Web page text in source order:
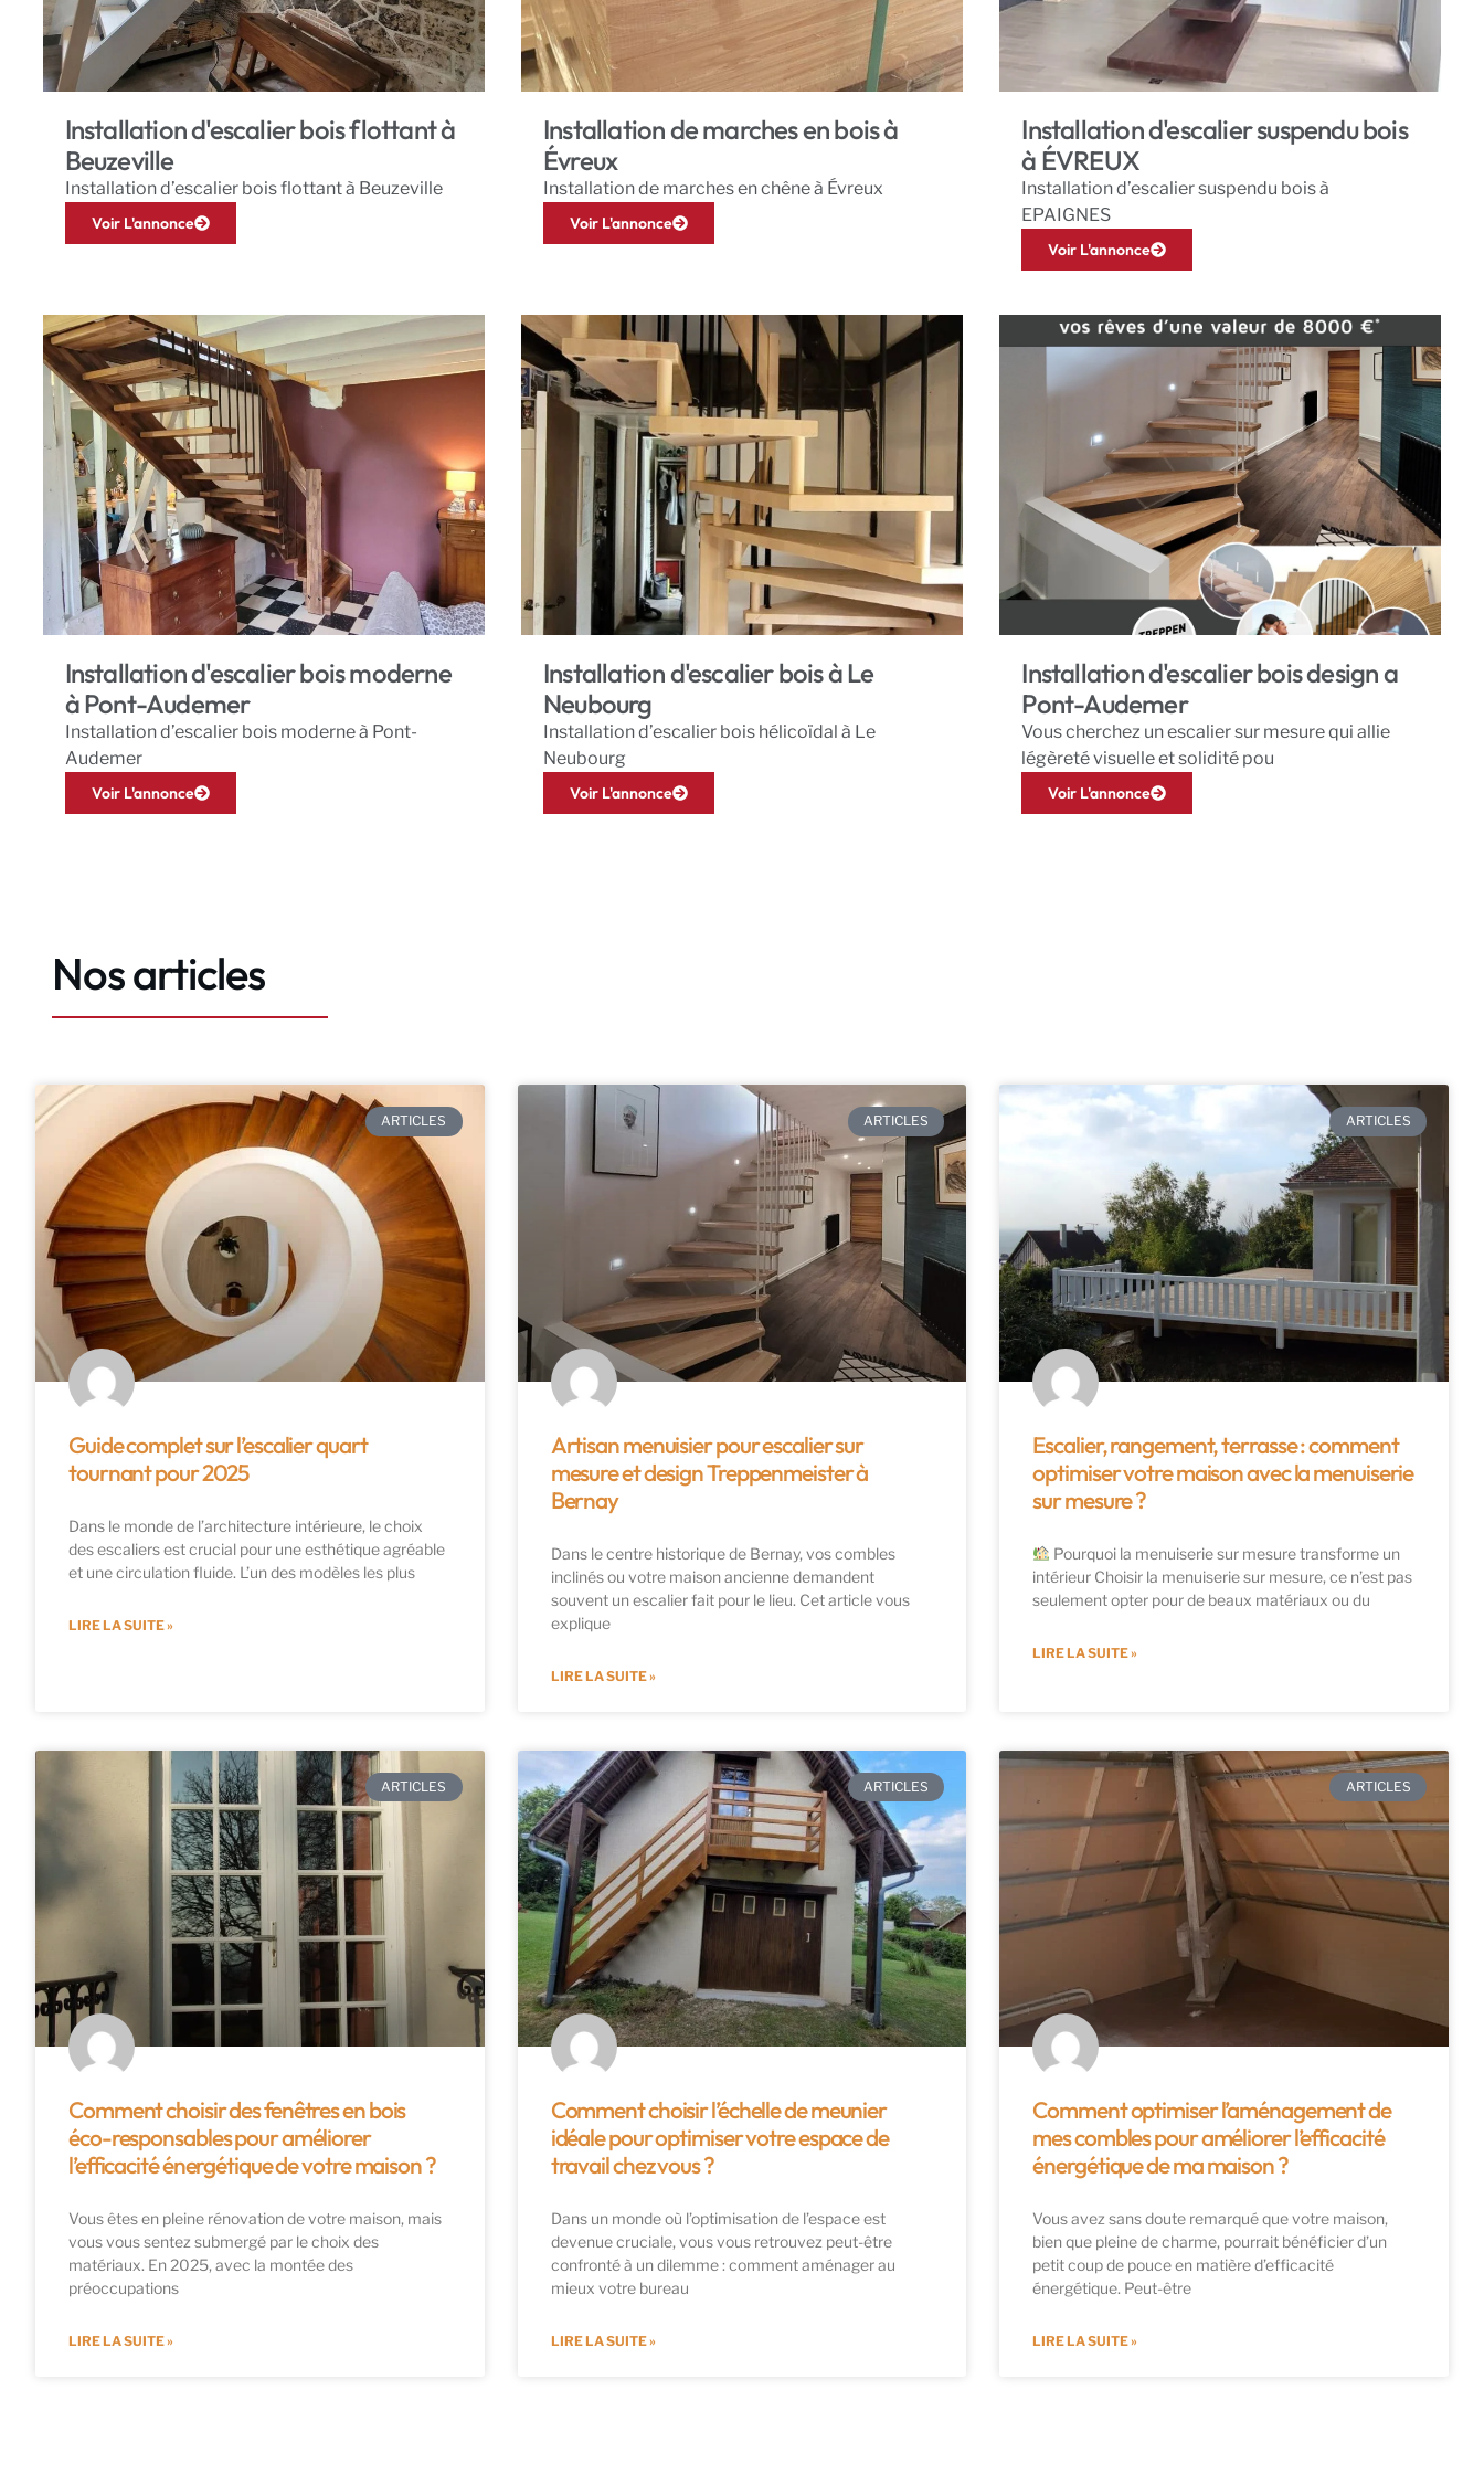
Installation d'escalier bois flottant à
Beuzeville
Installation d’escalier bois flottant à Beuzeville
Voir L'annonce
Installation de marches en bois à
Évreux
Installation de marches en chêne à Évreux
Voir L'annonce
Installation d'escalier suspendu bois
à ÉVREUX
Installation d’escalier suspendu bois à
EPAIGNES
Voir L'annonce
Installation d'escalier bois moderne
à Pont-Audemer
Installation d’escalier bois moderne à Pont-
Audemer
Voir L'annonce
Installation d'escalier bois à Le
Neubourg
Installation d’escalier bois hélicoïdal à Le
Neubourg
Voir L'annonce
Installation d'escalier bois design a
Pont-Audemer
Vous cherchez un escalier sur mesure qui allie
légèreté visuelle et solidité pou
Voir L'annonce
Nos articles
ARTICLES
Guide complet sur l’escalier quart
tournant pour 2025
Dans le monde de l’architecture intérieure, le choix
des escaliers est crucial pour une esthétique agréable
et une circulation fluide. L’un des modèles les plus
LIRE LA SUITE »
ARTICLES
Artisan menuisier pour escalier sur
mesure et design Treppenmeister à
Bernay
Dans le centre historique de Bernay, vos combles
inclinés ou votre maison ancienne demandent
souvent un escalier fait pour le lieu. Cet article vous
explique
LIRE LA SUITE »
ARTICLES
Escalier, rangement, terrasse : comment
optimiser votre maison avec la menuiserie
sur mesure ?
Pourquoi la menuiserie sur mesure transforme un
intérieur Choisir la menuiserie sur mesure, ce n’est pas
seulement opter pour de beaux matériaux ou du
LIRE LA SUITE »
ARTICLES
Comment choisir des fenêtres en bois
éco-responsables pour améliorer
l’efficacité énergétique de votre maison ?
Vous êtes en pleine rénovation de votre maison, mais
vous vous sentez submergé par le choix des
matériaux. En 2025, avec la montée des
préoccupations
LIRE LA SUITE »
ARTICLES
Comment choisir l’échelle de meunier
idéale pour optimiser votre espace de
travail chez vous ?
Dans un monde où l’optimisation de l’espace est
devenue cruciale, vous vous retrouvez peut-être
confronté à un dilemme : comment aménager au
mieux votre bureau
LIRE LA SUITE »
ARTICLES
Comment optimiser l’aménagement de
mes combles pour améliorer l’efficacité
énergétique de ma maison ?
Vous avez sans doute remarqué que votre maison,
bien que pleine de charme, pourrait bénéficier d’un
petit coup de pouce en matière d’efficacité
énergétique. Peut-être
LIRE LA SUITE »